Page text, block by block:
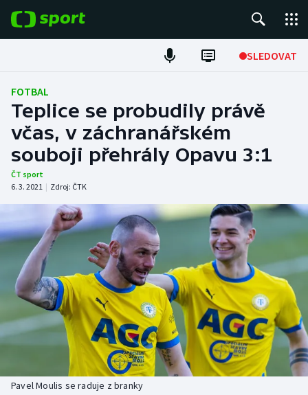
SLEDOVAT
Fotbal
Hokej
Tenis
Atletika
Cyklistika
DALŠÍ SPORTY
Americký fotbal
Baseball a softbal
Basketbal
Biatlon
NEPŘEHLÉDNĚTE
Soutěže
Historické návraty
Aplikace ČT sport
FOTBAL
Teplice se probudily právě
včas, v záchranářském
souboji přehrály Opavu 3:1
ČT sport
6. 3. 2021 | Zdroj: ČTK
Pavel Moulis se raduje z branky